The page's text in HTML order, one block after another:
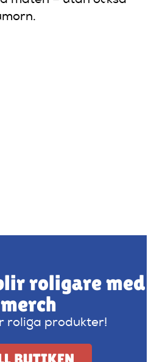
roligare med
merch
roliga produkter!